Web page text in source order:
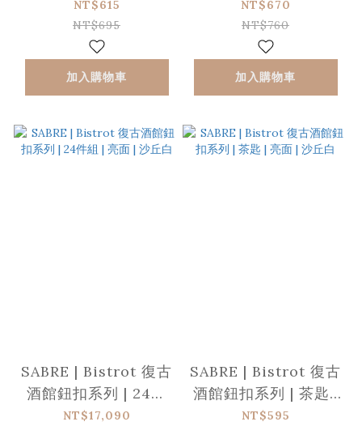
白
NT$615
NT$695
加入購物車
| 雪白
NT$670
NT$760
加入購物車
SABRE | Bistrot 復古
酒館鈕扣系列 | 24件
組 | 亮面 | 沙丘白
NT$17,090
SABRE | Bistrot 復古
酒館鈕扣系列 | 茶匙 |
亮面 | 沙丘白
NT$595